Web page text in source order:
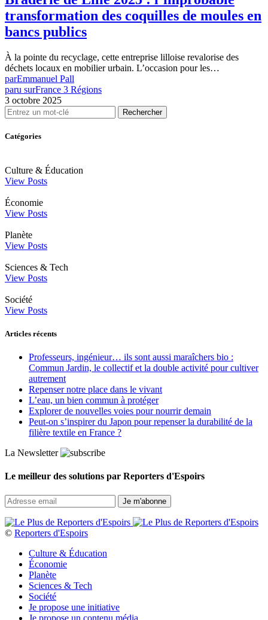
transformation des coquilles de moules en
bancs publics
À la pointe du recyclage, cette entreprise lilloise revalorise des
déchets locaux en mobilier urbain. L’occasion pour les…
parEmmanuel Pall
paru surFrance 3 Régions
3 octobre 2025
Rechercher
Catégories
Culture & Éducation
View Posts
Économie
View Posts
Planète
View Posts
Sciences & Tech
View Posts
Société
View Posts
Articles récents
Professeurs, ingénieur… ils sont aussi maraîchers bio :
Commun Jardin, le collectif et la double activité pour cultiver
autrement
Repenser notre place dans le vivant
L’eau, un bien commun à protéger
Explorer de nouvelles voies pour nourrir demain
Peut‑on s’inspirer du Japon pour repenser la durabilité de la
filière textile en France ?
La Newsletter
Le meilleur des solutions par Reporters d'Espoirs
© Reporters d'Espoirs
Culture & Éducation
Économie
Planète
Sciences & Tech
Société
Je propose une initiative
Je propose un contenu média